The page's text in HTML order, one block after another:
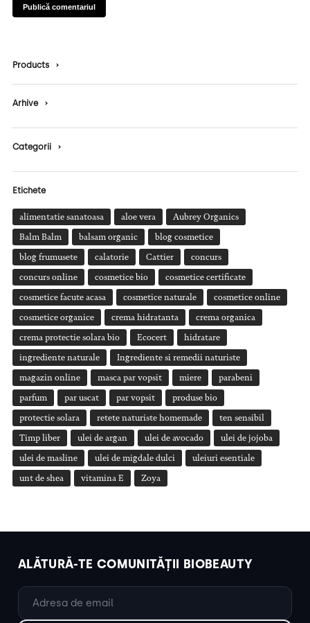
Products ›
Arhive ›
Categorii ›
Etichete
alimentatie sanatoasa aloe vera Aubrey Organics
Balm Balm balsam organic blog cosmetice
blog frumusete calatorie Cattier concurs
concurs online cosmetice bio cosmetice certificate
cosmetice facute acasa cosmetice naturale cosmetice online
cosmetice organice crema hidratanta crema organica
crema protectie solara bio Ecocert hidratare
ingrediente naturale Ingrediente si remedii naturiste
magazin online masca par vopsit miere parabeni
parfum par uscat par vopsit produse bio
protectie solara retete naturiste homemade ten sensibil
Timp liber ulei de argan ulei de avocado ulei de jojoba
ulei de masline ulei de migdale dulci uleiuri esentiale
unt de shea vitamina E Zoya
ALĂTURĂ-TE COMUNITĂȚII BIOBEAUTY